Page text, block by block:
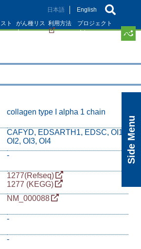
日本語
English
ト
がん種リス
ト
利用方法 プロジェクト
Side Menu
collagen type I alpha 1 chain
CAFYD, EDSARTH1, EDSC, OI1,
OI2, OI3, OI4
-
1277(Refseq)
1277 (KEGG)
NM_000088
-
-